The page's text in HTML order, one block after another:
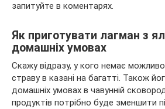
запитуйте в коментарях.
Як приготувати лагман з
домашніх умовах
Скажу відразу, у кого немає
страву в казані на багатті. Також
домашніх умовах в чавунній
продуктів потрібно буде зменшити